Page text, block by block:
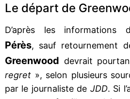
Le départ de
D’après les informations
Pérès, sauf retournement
Greenwood devrait
regret », selon plusieurs
par le journaliste de JDD. Si